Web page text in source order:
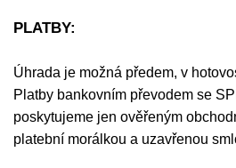
PLATBY:
Úhrada je možná předem, v
Platby bankovním převodem se
poskytujeme jen ověřeným
platební morálkou a uzavřenou